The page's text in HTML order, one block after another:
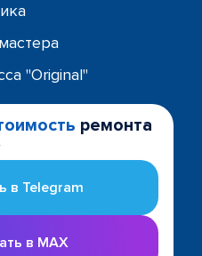
"Original"
ремонта
в Telegram
в MAX